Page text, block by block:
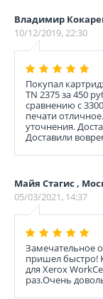
Владимир
10/12/2019, 22:30
Покупал
TN 2375 за 450
сравнению с
печати
уточнения.
Доставили
Майя Стагис ,
05/03/2021, 14:37
Замечательное
пришел быстро!
для Xerox
раз.Очень